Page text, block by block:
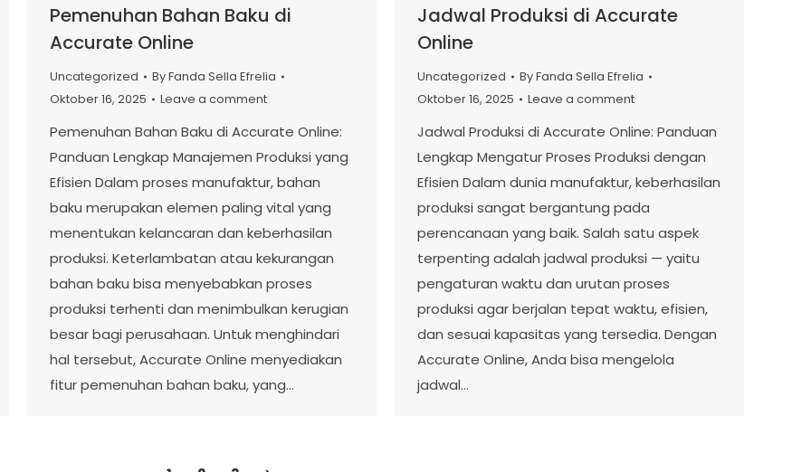
Pemenuhan Bahan Baku di
Accurate Online
Uncategorized ByFanda Sella Efrelia
Oktober 16, 2025
Leave a comment
Pemenuhan Bahan Baku di Accurate Online:
Panduan Lengkap Manajemen Produksi yang
Efisien Dalam proses manufaktur, bahan
baku merupakan elemen paling vital yang
menentukan kelancaran dan keberhasilan
produksi. Keterlambatan atau kekurangan
bahan baku bisa menyebabkan proses
produksi terhenti dan menimbulkan kerugian
besar bagi perusahaan. Untuk menghindari
hal tersebut, Accurate Online menyediakan
fitur pemenuhan bahan baku, yang…
Jadwal Produksi di Accurate
Online
Uncategorized ByFanda Sella Efrelia
Oktober 16, 2025
Leave a comment
Jadwal Produksi di Accurate Online: Panduan
Lengkap Mengatur Proses Produksi dengan
Efisien Dalam dunia manufaktur, keberhasilan
produksi sangat bergantung pada
perencanaan yang baik. Salah satu aspek
terpenting adalah jadwal produksi — yaitu
pengaturan waktu dan urutan proses
produksi agar berjalan tepat waktu, efisien,
dan sesuai kapasitas yang tersedia. Dengan
Accurate Online, Anda bisa mengelola
jadwal…